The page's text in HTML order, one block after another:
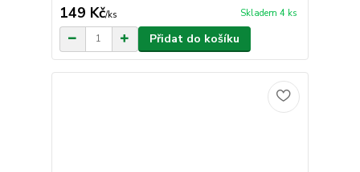
149 Kč/ks Skladem 4 ks
Přidat do košíku